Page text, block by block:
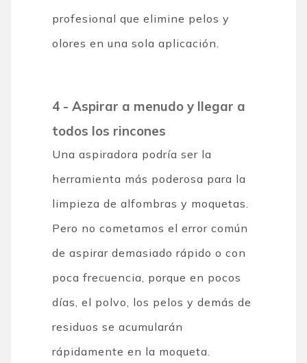
profesional que elimine pelos y
olores en una sola aplicación.
4 - Aspirar a menudo y llegar a
todos los rincones
Una aspiradora podría ser la
herramienta más poderosa para la
limpieza de alfombras y moquetas.
Pero no cometamos el error común
de aspirar demasiado rápido o con
poca frecuencia, porque en pocos
días, el polvo, los pelos y demás de
residuos se acumularán
rápidamente en la moqueta.